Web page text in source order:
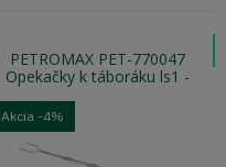
PETROMAX PET-770047
Opekačky k táboráku ls1 -
vidlica rovná, 2ks
Akcia -4%